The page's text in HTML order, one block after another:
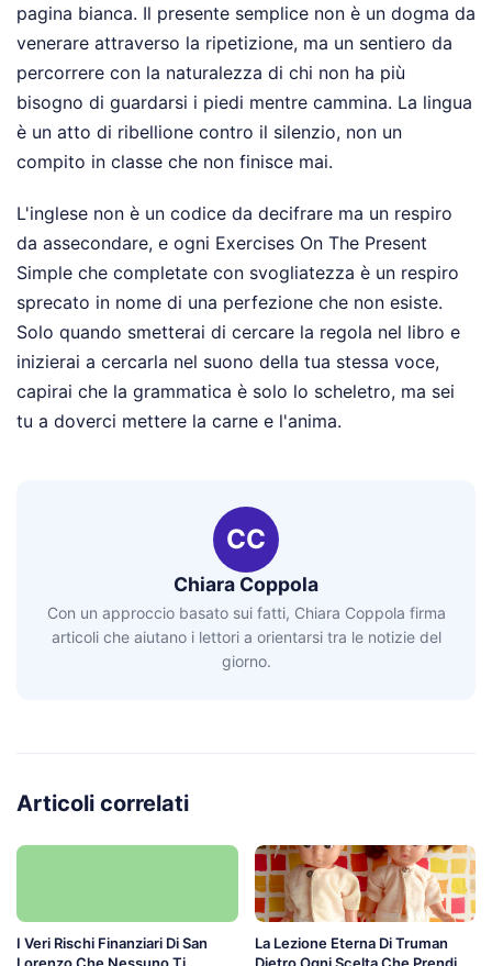
pagina bianca. Il presente semplice non è un dogma da
venerare attraverso la ripetizione, ma un sentiero da
percorrere con la naturalezza di chi non ha più
bisogno di guardarsi i piedi mentre cammina. La lingua
è un atto di ribellione contro il silenzio, non un
compito in classe che non finisce mai.
L'inglese non è un codice da decifrare ma un respiro
da assecondare, e ogni Exercises On The Present
Simple che completate con svogliatezza è un respiro
sprecato in nome di una perfezione che non esiste.
Solo quando smetterai di cercare la regola nel libro e
inizierai a cercarla nel suono della tua stessa voce,
capirai che la grammatica è solo lo scheletro, ma sei
tu a doverci mettere la carne e l'anima.
CC
Chiara Coppola
Con un approccio basato sui fatti, Chiara Coppola firma
articoli che aiutano i lettori a orientarsi tra le notizie del
giorno.
Articoli correlati
I Veri Rischi Finanziari Di San
La Lezione Eterna Di Truman